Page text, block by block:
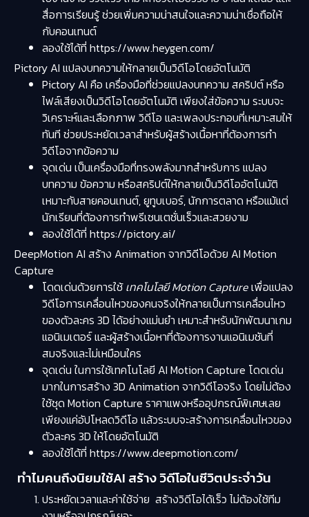
สื่อการเรียนรู้ ช่วยเพิ่มความน่าสนใจและความน่าเชื่อถือให้
กับคอนเทนต์
ลองใช้ได้ที่ https://www.heygen.com/
Pictory AI แปลงบทความให้กลายเป็นวิดีโอโดยอัตโนมัติ
Pictory AI คือ เครื่องมือที่ช่วยแปลงบทความ สคริปต์ หรือ
ไฟล์เสียงเป็นวิดีโอโดยอัตโนมัติ เพียงใส่ข้อความ ระบบจะ
วิเคราะห์และเลือกภาพ วิดีโอ และเพลงประกอบที่เหมาะสมให้
ทันที ช่วยประหยัดเวลาสำหรับผู้สร้างเนื้อหาที่ต้องการทำ
วิดีโอจากข้อความ
จุดเด่น เป็นเครื่องมือที่ทรงพลังมากสำหรับการ แปลง
บทความ ข้อความ หรือสคริปต์ให้กลายเป็นวิดีโออัตโนมัติ
เหมาะกับสายคอนเทนต์, ยูทูบเบอร์, นักการตลาด หรือแม้แต่
นักเรียนที่ต้องการทำพรีเซนเตชั่นเร็วและสวยงาม
ลองใช้ได้ที่ https://pictory.ai/
DeepMotion AI สร้าง Animation จากวิดีโอด้วย AI Motion
Capture
โดดเด่นด้วยการใช้เทคโนโลยี Motion Captureเพื่อแปลง
วิดีโอการเคลื่อนไหวของคนจริงให้กลายเป็นการเคลื่อนไหว
ของตัวละคร 3D ได้อย่างแม่นยำ เหมาะสำหรับนักพัฒนาเกม
แอนิเมเตอร์ และผู้สร้างเนื้อหาที่ต้องการงานแอนิเมชันที่
สมจริงและไม่เหมือนใคร
จุดเด่น ในการใช้เทคโนโลยี AI Motion Capture โดดเด่น
มากในการสร้าง 3D Animation จากวิดีโอจริง โดยไม่ต้อง
ใช้ชุด Motion Capture ราคาแพงหรืออุปกรณ์พิเศษเลย
เพียงแค่อัปโหลดวิดีโอ แล้วระบบจะสร้างการเคลื่อนไหวของ
ตัวละคร 3D ให้โดยอัตโนมัติ
ลองใช้ได้ที่ https://www.deepmotion.com/
ทำไมคนถึงนิยมใช้AI สร้าง วิดีโอในชีวิตประจำวัน
ประหยัดเวลาและค่าใช้จ่าย สร้างวิดีโอได้เร็ว ไม่ต้องใช้ทีม